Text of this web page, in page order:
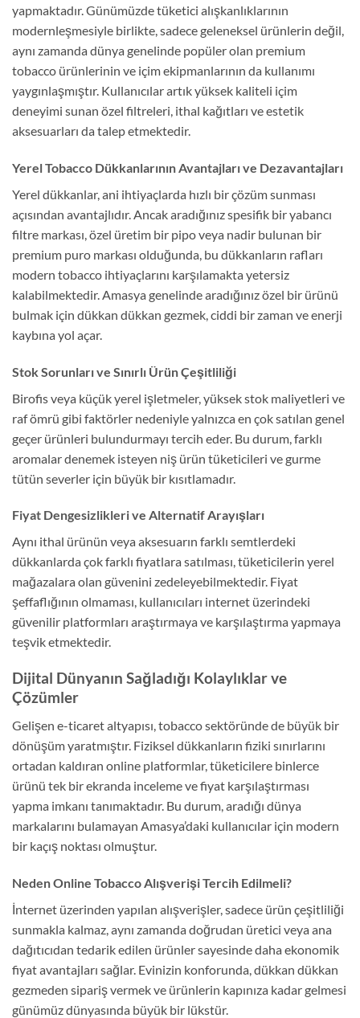
yapmaktadır. Günümüzde tüketici alışkanlıklarının
modernleşmesiyle birlikte, sadece geleneksel ürünlerin değil,
aynı zamanda dünya genelinde popüler olan premium
tobacco ürünlerinin ve içim ekipmanlarının da kullanımı
yaygınlaşmıştır. Kullanıcılar artık yüksek kaliteli içim
deneyimi sunan özel filtreleri, ithal kağıtları ve estetik
aksesuarları da talep etmektedir.
Yerel Tobacco Dükkanlarının Avantajları ve Dezavantajları
Yerel dükkanlar, ani ihtiyaçlarda hızlı bir çözüm sunması
açısından avantajlıdır. Ancak aradığınız spesifik bir yabancı
filtre markası, özel üretim bir pipo veya nadir bulunan bir
premium puro markası olduğunda, bu dükkanların rafları
modern tobacco ihtiyaçlarını karşılamakta yetersiz
kalabilmektedir. Amasya genelinde aradığınız özel bir ürünü
bulmak için dükkan dükkan gezmek, ciddi bir zaman ve enerji
kaybına yol açar.
Stok Sorunları ve Sınırlı Ürün Çeşitliliği
Birofis veya küçük yerel işletmeler, yüksek stok maliyetleri ve
raf ömrü gibi faktörler nedeniyle yalnızca en çok satılan genel
geçer ürünleri bulundurmayı tercih eder. Bu durum, farklı
aromalar denemek isteyen niş ürün tüketicileri ve gurme
tütün severler için büyük bir kısıtlamadır.
Fiyat Dengesizlikleri ve Alternatif Arayışları
Aynı ithal ürünün veya aksesuarın farklı semtlerdeki
dükkanlarda çok farklı fiyatlara satılması, tüketicilerin yerel
mağazalara olan güvenini zedeleyebilmektedir. Fiyat
şeffaflığının olmaması, kullanıcıları internet üzerindeki
güvenilir platformları araştırmaya ve karşılaştırma yapmaya
teşvik etmektedir.
Dijital Dünyanın Sağladığı Kolaylıklar ve
Çözümler
Gelişen e-ticaret altyapısı, tobacco sektöründe de büyük bir
dönüşüm yaratmıştır. Fiziksel dükkanların fiziki sınırlarını
ortadan kaldıran online platformlar, tüketicilere binlerce
ürünü tek bir ekranda inceleme ve fiyat karşılaştırması
yapma imkanı tanımaktadır. Bu durum, aradığı dünya
markalarını bulamayan Amasya’daki kullanıcılar için modern
bir kaçış noktası olmuştur.
Neden Online Tobacco Alışverişi Tercih Edilmeli?
İnternet üzerinden yapılan alışverişler, sadece ürün çeşitliliği
sunmakla kalmaz, aynı zamanda doğrudan üretici veya ana
dağıtıcıdan tedarik edilen ürünler sayesinde daha ekonomik
fiyat avantajları sağlar. Evinizin konforunda, dükkan dükkan
gezmeden sipariş vermek ve ürünlerin kapınıza kadar gelmesi
günümüz dünyasında büyük bir lükstür.